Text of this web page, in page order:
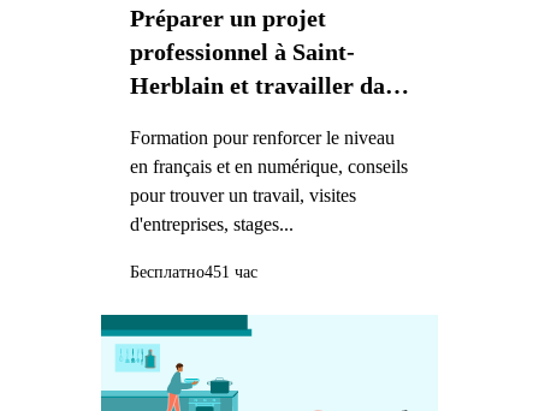
Préparer un projet
professionnel à Saint-
Herblain et travailler dans
Formation pour renforcer le niveau
en français et en numérique, conseils
pour trouver un travail, visites
d'entreprises, stages...
Бесплатно451 час